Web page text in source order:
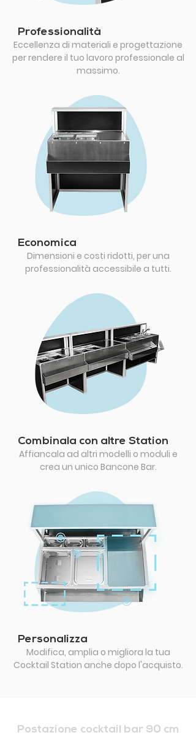
Professionalità
Eccellenza di materiali e progettazione
per rendere il tuo lavoro professionale al
massimo.
Economica
Dimensioni e costi ridotti, per una
professionalità accessibile a tutti.
Combinala con altre Station
Affiancala ad altri modelli o moduli e
crea un unico Bancone Bar.
Personalizza
Modifica, amplia o migliora la tua
Cocktail Station anche dopo l'acquisto.
Postazione cocktail bar 90 cm